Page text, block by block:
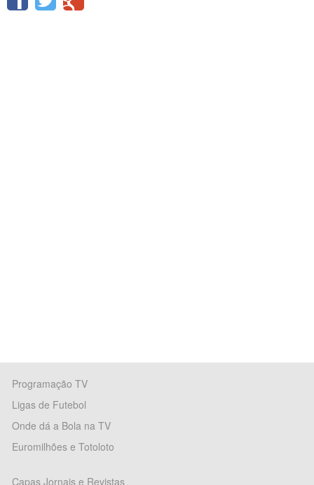
Programação TV
Ligas de Futebol
Onde dá a Bola na TV
Euromilhões e Totoloto
Capas Jornais e Revistas